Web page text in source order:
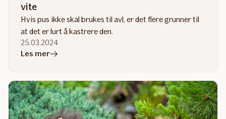
vite
Hvis pus ikke skal brukes til avl, er det flere grunner til
at det er lurt å kastrere den.
25.03.2024
Les meri
katten?
Her
er